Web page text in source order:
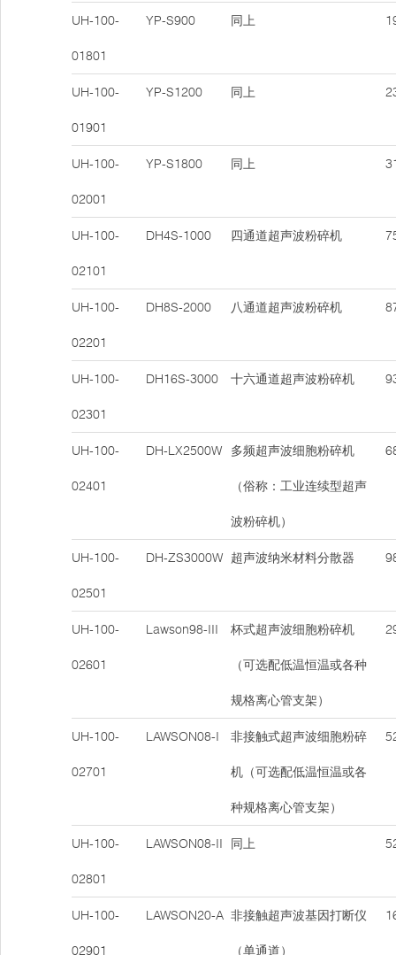
UH-100-
01801
YP-S900 同上
UH-100-
01901
YP-S1200 同上
UH-100-
02001
YP-S1800 同上
UH-100-
02101
DH4S-1000 四通道超声波粉碎机
UH-100-
02201
DH8S-2000 八通道超声波粉碎机
UH-100-
02301
DH16S-3000 十六通道超声波粉碎机
UH-100-
02401
DH-LX2500W 多频超声波细胞粉碎机
（俗称：工业连续型超声
波粉碎机）
UH-100-
02501
DH-ZS3000W 超声波纳米材料分散器
UH-100-
02601
Lawson98-III 杯式超声波细胞粉碎机
（可选配低温恒温或各种
规格离心管支架）
UH-100-
02701
LAWSON08-I 非接触式超声波细胞粉碎
机（可选配低温恒温或各
种规格离心管支架）
UH-100-
02801
LAWSON08-II 同上
UH-100-
02901
LAWSON20-A 非接触超声波基因打断仪
（单通道）